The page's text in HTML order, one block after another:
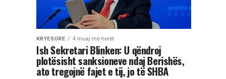
KRYESORE 4 muaj më herët
Ish Sekretari Blinken: U qëndroj
plotësisht sanksioneve ndaj Berishës,
ato tregojnë fajet e tij, jo të SHBA